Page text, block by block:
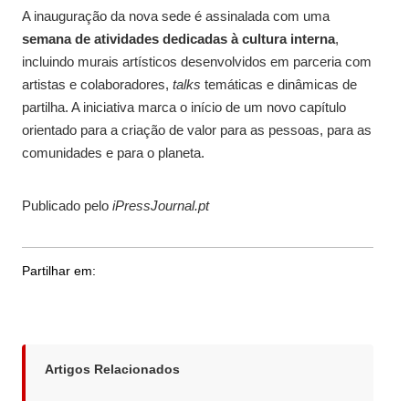
A inauguração da nova sede é assinalada com uma
semana de atividades dedicadas à cultura interna,
incluindo murais artísticos desenvolvidos em parceria com
artistas e colaboradores, talks temáticas e dinâmicas de
partilha. A iniciativa marca o início de um novo capítulo
orientado para a criação de valor para as pessoas, para as
comunidades e para o planeta.
Publicado pelo iPressJournal.pt
Partilhar em:
Artigos Relacionados